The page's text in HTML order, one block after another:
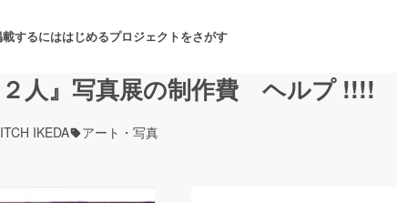
するにははじめるプロジェクトをさがす
人』写真展の制作費 ヘルプ !!!!
IKEDA アート・写真